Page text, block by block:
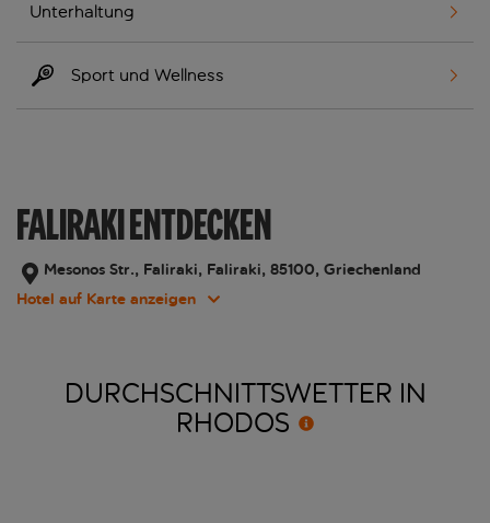
Unterhaltung
Sport und Wellness
FALIRAKI ENTDECKEN
Mesonos Str., Faliraki, Faliraki, 85100, Griechenland
Hotel auf Karte anzeigen
DURCHSCHNITTSWETTER IN
RHODOS